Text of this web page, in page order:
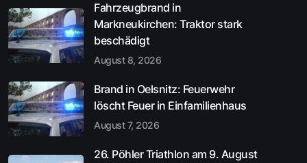
Fahrzeugbrand in
Markneukirchen: Traktor stark
beschädigt
August 8, 2026
Brand in Oelsnitz: Feuerwehr
löscht Feuer in Einfamilienhaus
August 7, 2026
26. Pöhler Triathlon am 9. August